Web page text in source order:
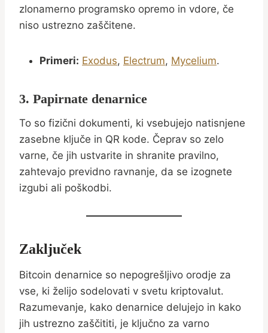
zlonamerno programsko opremo in vdore, če
niso ustrezno zaščitene.
Primeri: Exodus, Electrum, Mycelium.
3. Papirnate denarnice
To so fizični dokumenti, ki vsebujejo natisnjene
zasebne ključe in QR kode. Čeprav so zelo
varne, če jih ustvarite in shranite pravilno,
zahtevajo previdno ravnanje, da se izognete
izgubi ali poškodbi.
Zaključek
Bitcoin denarnice so nepogrešljivo orodje za
vse, ki želijo sodelovati v svetu kriptovalut.
Razumevanje, kako denarnice delujejo in kako
jih ustrezno zaščititi, je ključno za varno